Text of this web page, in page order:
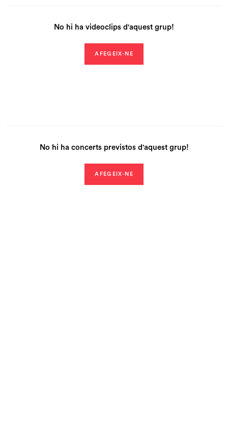
No hi ha videoclips d'aquest grup!
AFEGEIX-NE
No hi ha concerts previstos d'aquest grup!
AFEGEIX-NE